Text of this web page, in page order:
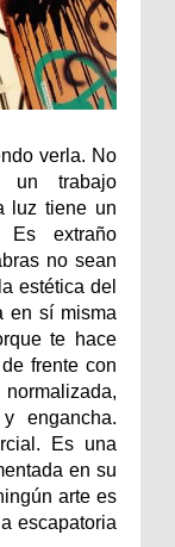
verla. No
un trabajo
luz tiene un
extraño
no sean
estética del
en sí misma
te hace
frente con
engancha.
Es una
en su
arte es
escapatoria